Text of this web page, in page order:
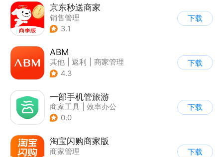
京东秒送商家
销售管理
3.1
下载
ABM
其他 返利
商家管理
| 海淘
4.3
下载
一部手机管旅游
商家工具
效率办公
| 商家管理
0.0
下载
淘宝闪购商家版
商家管理
下载